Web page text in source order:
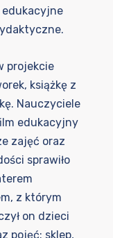
projekcie
książkę z
Nauczyciele
edukacyjny
zajęć oraz
sprawiło
z którym
on dzieci
pojęć: sklep,